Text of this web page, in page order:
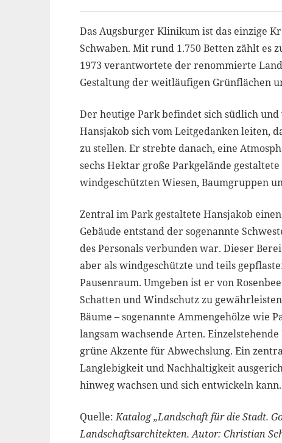
Das Augsburger Klinikum ist das einzige
Schwaben. Mit rund 1.750 Betten zählt es
1973 verantwortete der renommierte
Gestaltung der weitläufigen Grünflächen
Der heutige Park befindet sich südlich
Hansjakob sich vom Leitgedanken leiten,
zu stellen. Er strebte danach, eine
sechs Hektar große Parkgelände
windgeschützten Wiesen, Baumgruppen
Zentral im Park gestaltete Hansjakob
Gebäude entstand der sogenannte
des Personals verbunden war. Dieser
aber als windgeschützte und teils
Pausenraum. Umgeben ist er von
Schatten und Windschutz zu
Bäume – sogenannte Ammengehölze wie
langsam wachsende Arten.
grüne Akzente für Abwechslung. Ein
Langlebigkeit und Nachhaltigkeit
hinweg wachsen und sich entwickeln kann.
Quelle:Katalog „Landschaft für die Stadt.
Landschaftsarchitekten. Autor: Christian